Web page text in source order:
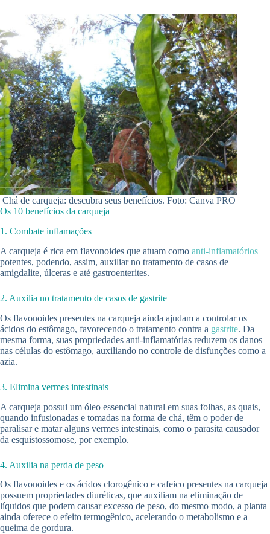
Chá de carqueja: descubra seus benefícios. Foto: Canva PRO
Os 10 benefícios da carqueja
1. Combate inflamações
A carqueja é rica em flavonoides que atuam como anti-inflamatórios
potentes, podendo, assim, auxiliar no tratamento de casos de
amigdalite, úlceras e até gastroenterites.
2. Auxilia no tratamento de casos de gastrite
Os flavonoides presentes na carqueja ainda ajudam a controlar os
ácidos do estômago, favorecendo o tratamento contra a gastrite. Da
mesma forma, suas propriedades anti-inflamatórias reduzem os danos
nas células do estômago, auxiliando no controle de disfunções como a
azia.
3. Elimina vermes intestinais
A carqueja possui um óleo essencial natural em suas folhas, as quais,
quando infusionadas e tomadas na forma de chá, têm o poder de
paralisar e matar alguns vermes intestinais, como o parasita causador
da esquistossomose, por exemplo.
4. Auxilia na perda de peso
Os flavonoides e os ácidos clorogênico e cafeico presentes na carqueja
possuem propriedades diuréticas, que auxiliam na eliminação de
líquidos que podem causar excesso de peso, do mesmo modo, a planta
ainda oferece o efeito termogênico, acelerando o metabolismo e a
queima de gordura.